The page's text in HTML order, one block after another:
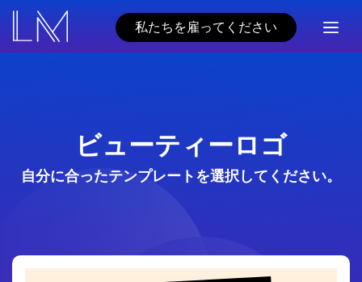
私たちを雇ってください
ビューティーロゴ
自分に合ったテンプレートを選択してください。